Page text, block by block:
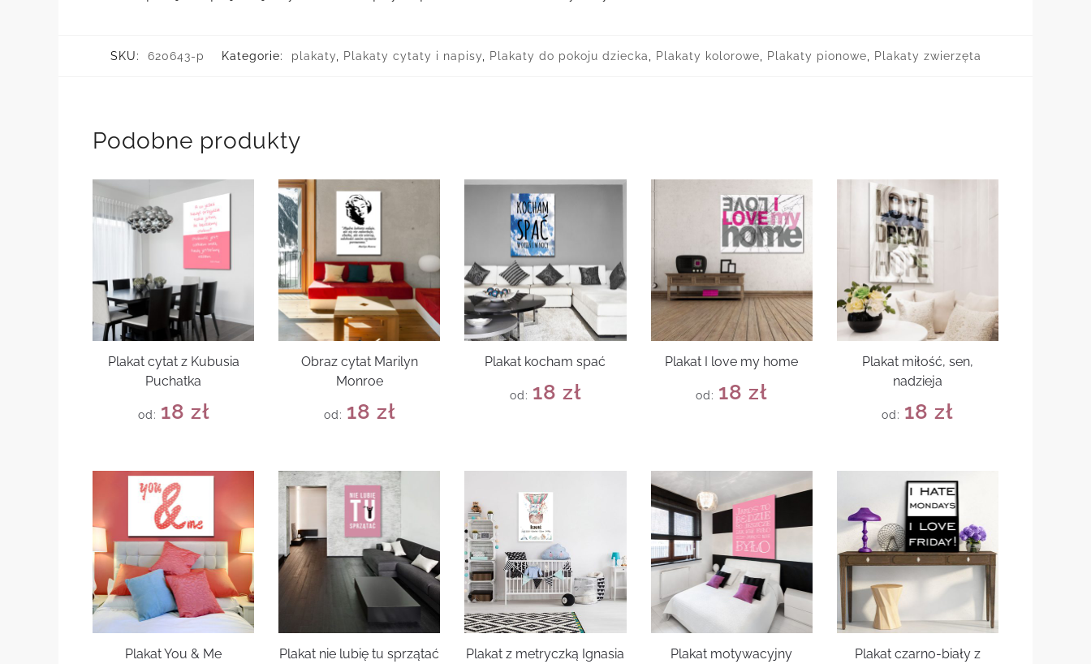
SKU: 620643-p Kategorie: plakaty, Plakaty cytaty i napisy, Plakaty do pokoju dziecka, Plakaty kolorowe, Plakaty pionowe, Plakaty zwierzęta
Podobne produkty
Plakat cytat z Kubusia
Puchatka
od: 18 zł
Obraz cytat Marilyn
Monroe
od: 18 zł
Plakat kocham spać
od: 18 zł
Plakat I love my home
od: 18zł
Plakat miłość, sen,
nadzieja
od: 18zł
Plakat You & Me Plakat nie lubię tu sprzątać Plakat z metryczką Ignasia Plakat motywacyjny
Plakat czarno-biały z